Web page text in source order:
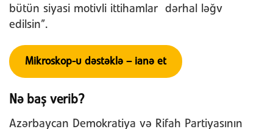
bütün siyasi motivli ittihamlar dərhal ləğv
edilsin”.
Mikroskop-u dəstəklə – ianə et
Nə baş verib?
Azərbaycan Demokratiya və Rifah Partiyasının